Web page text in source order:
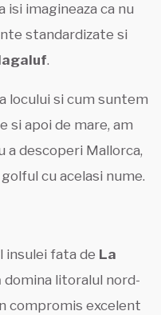
isi imagineaza ca nu
standardizate si
.
locului si cum suntem
si apoi de mare, am
descoperi Mallorca,
cu acelasi nume.
insulei fata de La
domina litoralul nord-
compromis excelent